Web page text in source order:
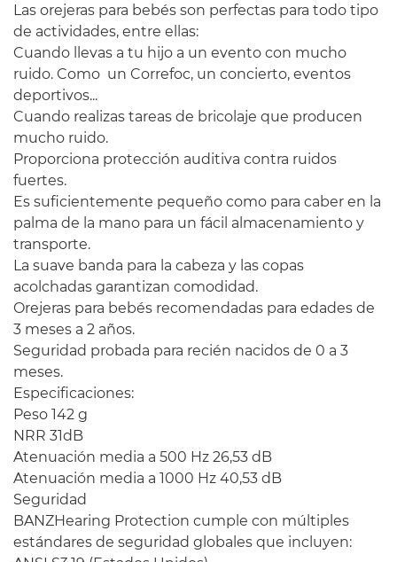
Las orejeras para bebés son perfectas para todo tipo
de actividades, entre ellas:
Cuando llevas a tu hijo a un evento con mucho
ruido. Como un Correfoc, un concierto, eventos
deportivos...
Cuando realizas tareas de bricolaje que producen
mucho ruido.
Proporciona protección auditiva contra ruidos
fuertes.
Es suficientemente pequeño como para caber en la
palma de la mano para un fácil almacenamiento y
transporte.
La suave banda para la cabeza y las copas
acolchadas garantizan comodidad.
Orejeras para bebés recomendadas para edades de
3 meses a 2 años.
Seguridad probada para recién nacidos de 0 a 3
meses.
Especificaciones:
Peso 142 g
NRR 31dB
Atenuación media a 500 Hz 26,53 dB
Atenuación media a 1000 Hz 40,53 dB
Seguridad
BANZHearing Protection cumple con múltiples
estándares de seguridad globales que incluyen: